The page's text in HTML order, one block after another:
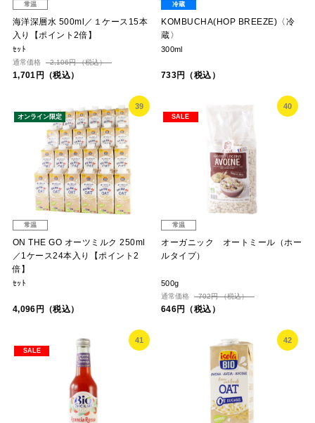
常温
海洋深層水 500ml／１ケース15本
入り【ポイント2倍】
ｾｯﾄ
通常価格 2,106円 （税込）
1,701円（税込）
冷蔵
KOMBUCHA(HOP BREEZE)〈冷
蔵〉
300ml
733円（税込）
39
オンライン限定
常温
ON THE GO オーツミルク 250ml
／1ケース24本入り【ポイント2
倍】
ｾｯﾄ
4,096円（税込）
40
SALE
常温
オーガニック オートミール（ホー
ルタイプ）
500g
通常価格 702円 （税込）
646円（税込）
41
SALE
42